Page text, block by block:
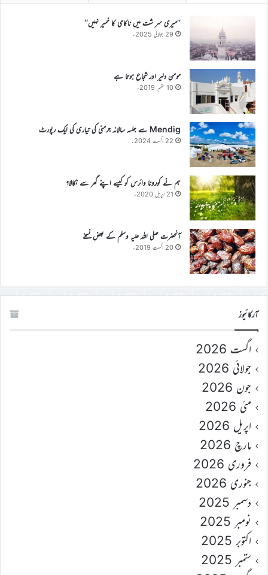
’’میری سر شت میں ناکامی کا خمیر نہیں‘‘
29 جولائی 2025ء
مومن دلیر اور شجاع ہوتا ہے
10 ستمبر 2019ء
Mendig سے جلسہ سالانہ جرمنی کی تیاری کی ایک رپورٹ
22 اگست 2024ء
ہم نے کورونا وائرس کو کیسے اپنے گھر سے نکالا؟
21 اپریل 2020ء
آنحضرت صلی اللہ علیہ وسلم کے بعض نسخے
20 اگست 2019ء
آرکائیوز
اگست 2026
جولائی 2026
جون 2026
مئی 2026
اپریل 2026
مارچ 2026
فروری 2026
جنوری 2026
دسمبر 2025
نومبر 2025
اکتوبر 2025
ستمبر 2025